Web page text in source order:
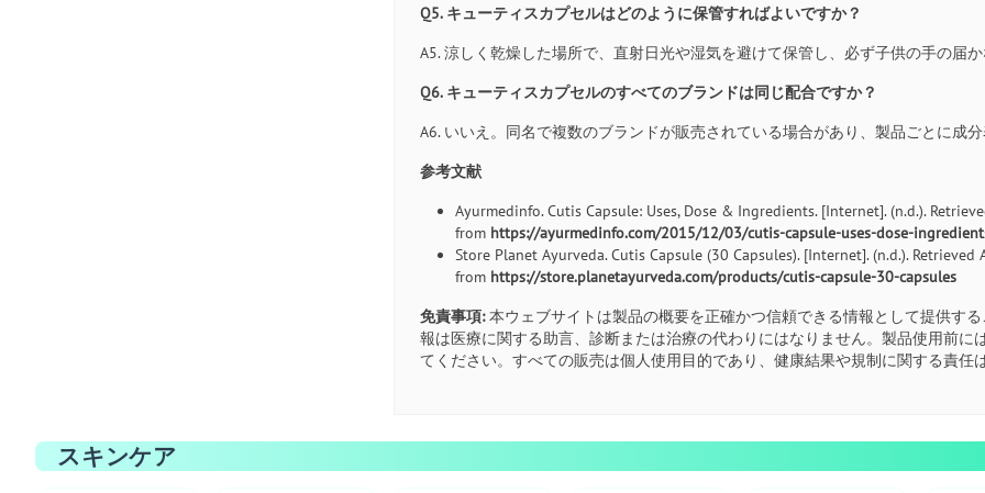
Q5. キューティスカプセルはどのように保管すればよいですか？
A5. 涼しく乾燥した場所で、直射日光や湿気を避けて保管し、必ず子供の手の届
Q6. キューティスカプセルのすべてのブランドは同じ配合ですか？
A6. いいえ。同名で複数のブランドが販売されている場合があり、製品ごとに成
参考文献
Ayurmedinfo. Cutis Capsule: Uses, Dose & Ingredients. [Internet]. (n.d.).
from https://ayurmedinfo.com/2015/12/03/cutis-capsule-uses-dose-
Store Planet Ayurveda. Cutis Capsule (30 Capsules). [Internet]. (n.d.). Retrieved
from https://store.planetayurveda.com/products/cutis-capsule-30-capsules
免責事項:本ウェブサイトは製品の概要を正確かつ信頼できる情報として提供す
報は医療に関する助言、診断または治療の代わりにはなりません。製品使用前
てください。すべての販売は個人使用目的であり、健康結果や規制に関する責任
スキンケア